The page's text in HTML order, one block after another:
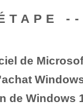
de
de Windows